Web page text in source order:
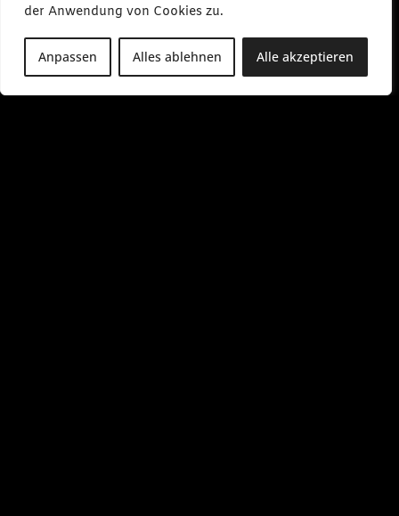
der Anwendung von Cookies zu.
Anpassen Alles ablehnen Alle akzeptieren